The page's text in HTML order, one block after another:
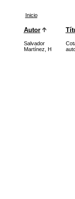
Inicio
Autor
Salvador
Martínez, H